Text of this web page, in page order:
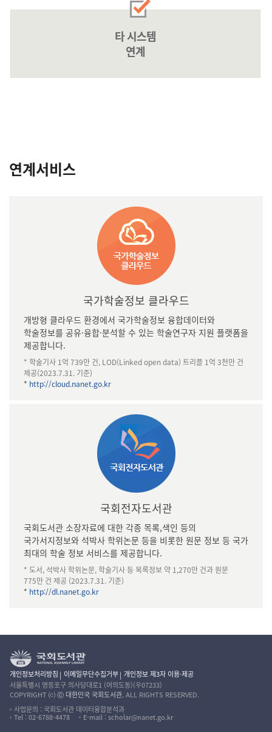
타 시스템
연계
연계서비스
국가학술정보 클라우드
개방형 클라우드 환경에서 국가학술정보 융합데이터와
학술정보를 공유·융합·분석할 수 있는 학술연구자 지원 플랫폼을
제공합니다.
* 학술기사 1억 739만 건, LOD(Linked open data) 트리플 1억 3천만 건
제공(2023.7.31. 기준)
* http://cloud.nanet.go.kr
국회전자도서관
국회도서관 소장자료에 대한 각종 목록,색인 등의
국가서지정보와 석박사 학위논문 등을 비롯한 원문 정보 등 국가
최대의 학술 정보 서비스를 제공합니다.
* 도서, 석박사 학위논문, 학술기사 등 목록정보 약 1,270만 건과 원문
775만 건 제공 (2023.7.31. 기준)
* http://dl.nanet.go.kr
개인정보처리방침 이메일무단수집거부 개인정보 제3자 이용·제공
서울특별시 영등포구 의사당대로1 (여의도동)(우07233)
COPYRIGHT ⒞ⓒ 대한민국 국회도서관. ALL RIGHTS RESERVED.
사업문의 : 국회도서관 데이터융합분석과
Tel : 02-6788-4478
E-mail : scholar@nanet.go.kr